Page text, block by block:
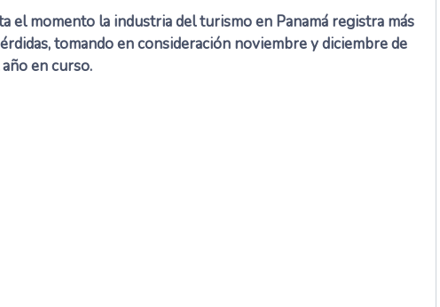
el momento la industria del turismo en Panamá registra más
tomando en consideración noviembre y diciembre de
en curso.